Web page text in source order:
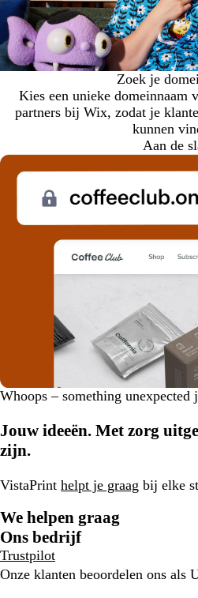
Zoek je
Kies een unieke domeinnaam
partners bij Wix, zodat je
kunnen
Aan de
Whoops – something unexpected
Jouw ideeën. Met zorg
zijn.
VistaPrint helpt je graag bij elke
We helpen graag
Ons bedrijf
Trustpilot
Onze klanten beoordelen ons als